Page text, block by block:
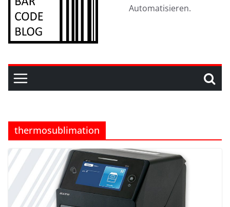
Automatisieren.
thermosublimation